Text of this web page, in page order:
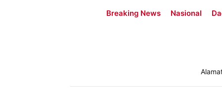
Breaking News Nasional